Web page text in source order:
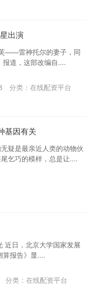
出演
——雷神托尔的妻子，同
道，这部改编自....
分类： 在线配资平台
基因有关
疑是最亲近人类的动物伙
乞巧的模样，总是让....
近日，北京大学国家发展
算报告》显....
分类： 在线配资平台